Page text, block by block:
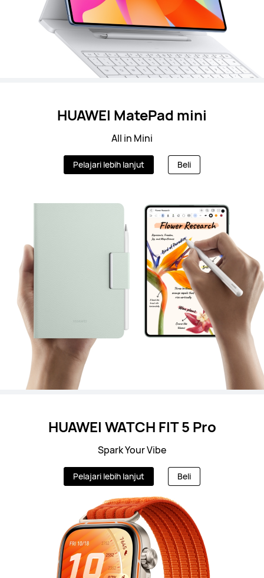
HUAWEI MatePad mini
All in Mini
Pelajari lebih lanjut Beli
HUAWEI WATCH FIT 5 Pro
Spark Your Vibe
Pelajari lebih lanjut Beli